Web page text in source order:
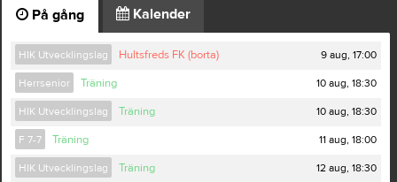
På gång Kalender
HIK Utvecklingslag Hultsfreds FK (borta) 9 aug, 17:00
Herrsenior Träning 10 aug, 18:30
HIK Utvecklingslag Träning 10 aug, 18:30
F 7-7 Träning 11 aug, 18:00
HIK Utvecklingslag Träning 12 aug, 18:30